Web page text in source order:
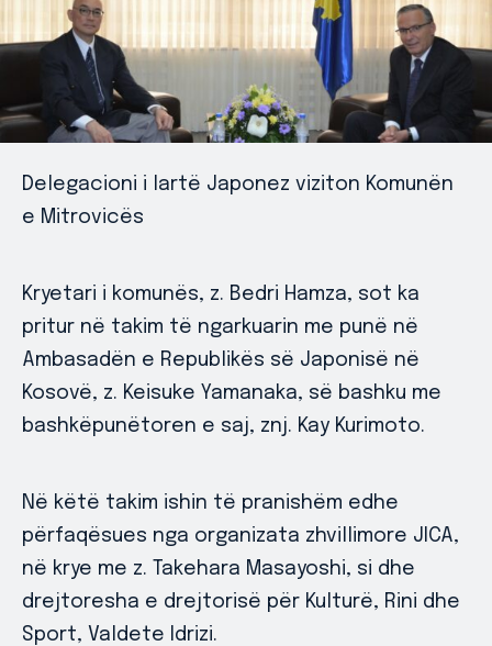
Delegacioni i lartë Japonez viziton Komunën
e Mitrovicës
Kryetari i komunës, z. Bedri Hamza, sot ka
pritur në takim të ngarkuarin me punë në
Ambasadën e Republikës së Japonisë në
Kosovë, z. Keisuke Yamanaka, së bashku me
bashkëpunëtoren e saj, znj. Kay Kurimoto.
Në këtë takim ishin të pranishëm edhe
përfaqësues nga organizata zhvillimore JICA,
në krye me z. Takehara Masayoshi, si dhe
drejtoresha e drejtorisë për Kulturë, Rini dhe
Sport, Valdete Idrizi.